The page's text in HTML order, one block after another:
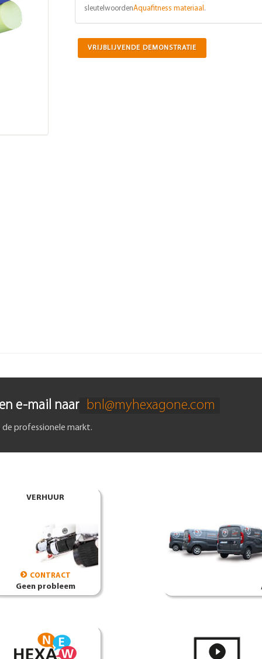
sleutelwoordenAquafitness materiaal .
VRIJBLIJVENDE DEMONSTRATIE
e-mail naar bnl@myhexagone.com
de professionele markt.
VERHUUR
CONTRACT
Geen probleem